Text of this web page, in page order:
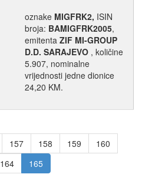
oznake MIGFRK2, ISIN
broja: BAMIGFRK2005,
emitenta ZIF MI-GROUP
D.D. SARAJEVO , količine
5.907, nominalne
vrijednosti jedne dionice
24,20 KM.
157 158 159
160
164 165